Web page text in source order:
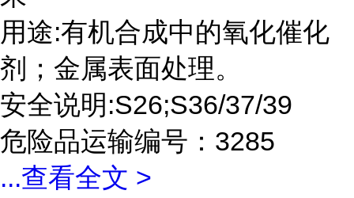
用途:有机合成中的氧化催化
剂；金属表面处理。
安全说明:S26;S36/37/39
危险品运输编号：3285
...查看全文 >